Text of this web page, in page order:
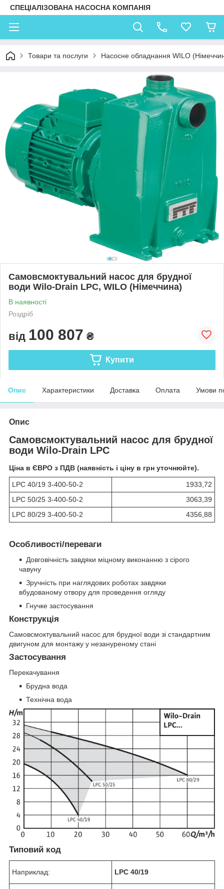
СПЕЦІАЛІЗОВАНА НАСОСНА КОМПАНІЯ
Товари та послуги Насосне обладнання WILO
Самовсмоктувальний насос для брудної
води Wilo-Drain LPC, WILO (Німеччина)
В наявності
Роздріб
від 100 807 ₴
Купити
Опис Характеристики Доставка Оплата Умови
Опис
Самовсмоктувальний насос для брудної
води Wilo-Drain LPC
Ціна в ЄВРО з ПДВ (наявність і ціну в грн уточнюйте).
LPC 40/19 3-400-50-2
1933,72
LPC 50/25 3-400-50-2
3063,39
LPC 80/29 3-400-50-2
4356,88
Особливості/переваги
Довговічність завдяки міцному виконанню з сірого
чавуну
Зручність при наглядових роботах завдяки
вбудованому отвору для проведення огляду
Гнучке застосування
Конструкція
Самовсмоктувальний насос для брудної води зі стандартним
двигуном для монтажу у незануреному стані
Застосування
Перекачування
Брудна вода
Технічна вода
Типовий код
Наприклад: LPC 40/19